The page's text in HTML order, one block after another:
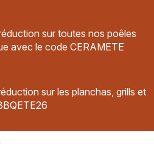
sur toutes nos poêles
avec le code CERAMETE
sur les planchas, grills et